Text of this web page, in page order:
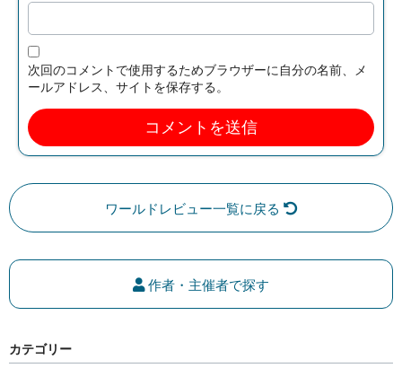
次回のコメントで使用するためブラウザーに自分の名前、メ
ールアドレス、サイトを保存する。
ワールドレビュー一覧に戻る
作者・主催者で探す
カテゴリー